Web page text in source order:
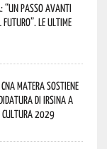
“Un passo avanti
futuro”. Le ultime
Matera sostiene
di Irsina a
2029